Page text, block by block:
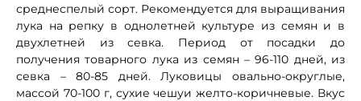
среднеспелый сорт. Рекомендуется для выращивания
лука на репку в однолетней культуре из семян и в
двухлетней из севка. Период от посадки до
получения товарного лука из семян – 96-110 дней, из
севка – 80-85 дней. Луковицы овально-округлые,
массой 70-100 г, сухие чешуи желто-коричневые. Вкус